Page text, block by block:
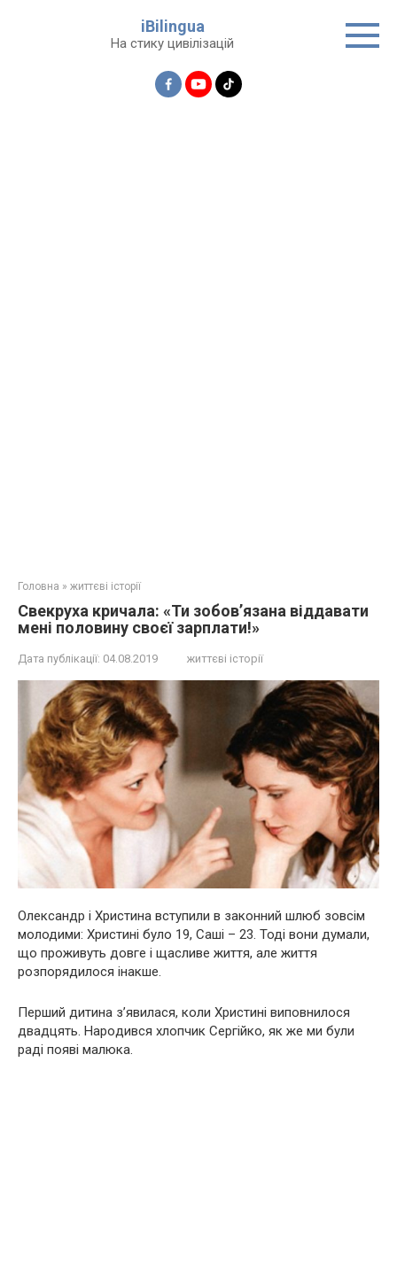
iBilingua
На стику цивілізацій
Головна » життєві історії
Свекруха кричала: «Ти зобов’язана віддавати
мені половину своєї зарплати!»
Дата публікації: 04.08.2019 життєві історії
Олександр і Христина вступили в законний шлюб зовсім
молодими: Христині було 19, Саші – 23. Тоді вони думали,
що проживуть довге і щасливе життя, але життя
розпорядилося інакше.
Перший дитина з’явилася, коли Христині виповнилося
двадцять. Нapoдився хлопчик Сергійко, як же ми були
раді появі малюка.